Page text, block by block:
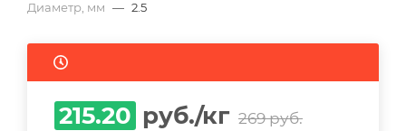
Диаметр, мм — 2.5
215.20 руб./кг 269руб.